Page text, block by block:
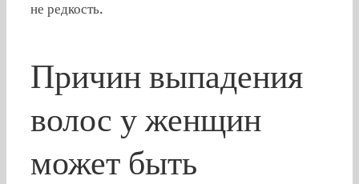
не редкость.
Причин выпадения
волос у женщин
может быть